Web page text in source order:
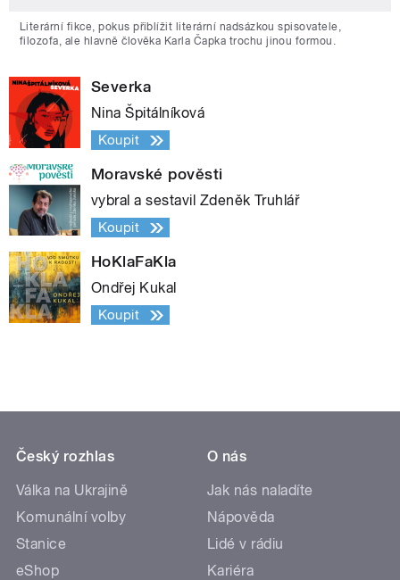
Literární fikce, pokus přiblížit literární nadsázkou spisovatele,
filozofa, ale hlavně člověka Karla Čapka trochu jinou formou.
Severka
Nina Špitálníková
Koupit
Moravské pověsti
vybral a sestavil Zdeněk Truhlář
Koupit
HoKlaFaKla
Ondřej Kukal
Koupit
Český rozhlas
Válka na Ukrajině
Komunální volby
Stanice
eShop
O nás
Jak nás naladíte
Nápověda
Lidé v rádiu
Kariéra